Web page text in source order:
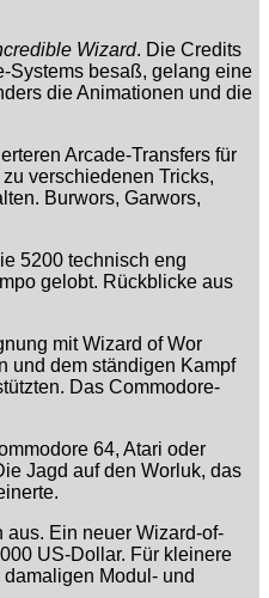
Wizard. Die Credits
Systems besaß, gelang eine
die Animationen und die
Arcade-Transfers für
verschiedenen Tricks,
Burwors, Garwors,
5200 technisch eng
gelobt. Rückblicke aus
mit Wizard of Wor
und dem ständigen Kampf
Das Commodore-
64, Atari oder
Jagd auf den Worluk, das
Ein neuer Wizard-of-
US-Dollar. Für kleinere
Modul- und